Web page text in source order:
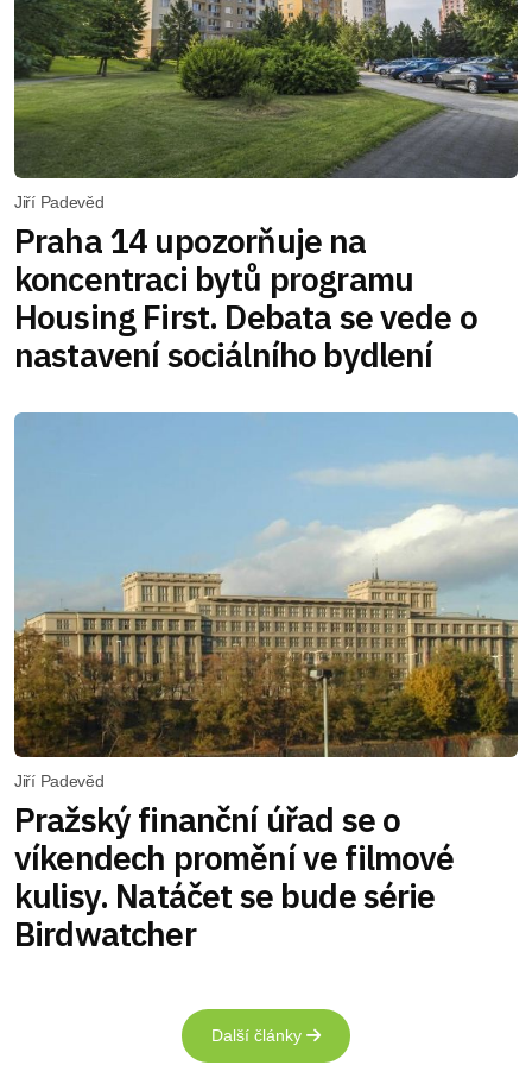
Jiří Padevěd
Praha 14 upozorňuje na
koncentraci bytů programu
Housing First. Debata se vede o
nastavení sociálního bydlení
Jiří Padevěd
Pražský finanční úřad se o
víkendech promění ve filmové
kulisy. Natáčet se bude série
Birdwatcher
Další články